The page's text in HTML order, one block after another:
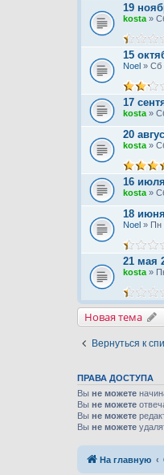
19
kosta »
15
Noel » Сб
17
kosta »
20
kosta »
16
kosta »
18
Noel » Пн
21 мая
kosta »
Новая тема
Вернуться к
ПРАВА ДОСТУПА
Вы не можете
Вы не можете
Вы не можете
Вы не можете
На главную